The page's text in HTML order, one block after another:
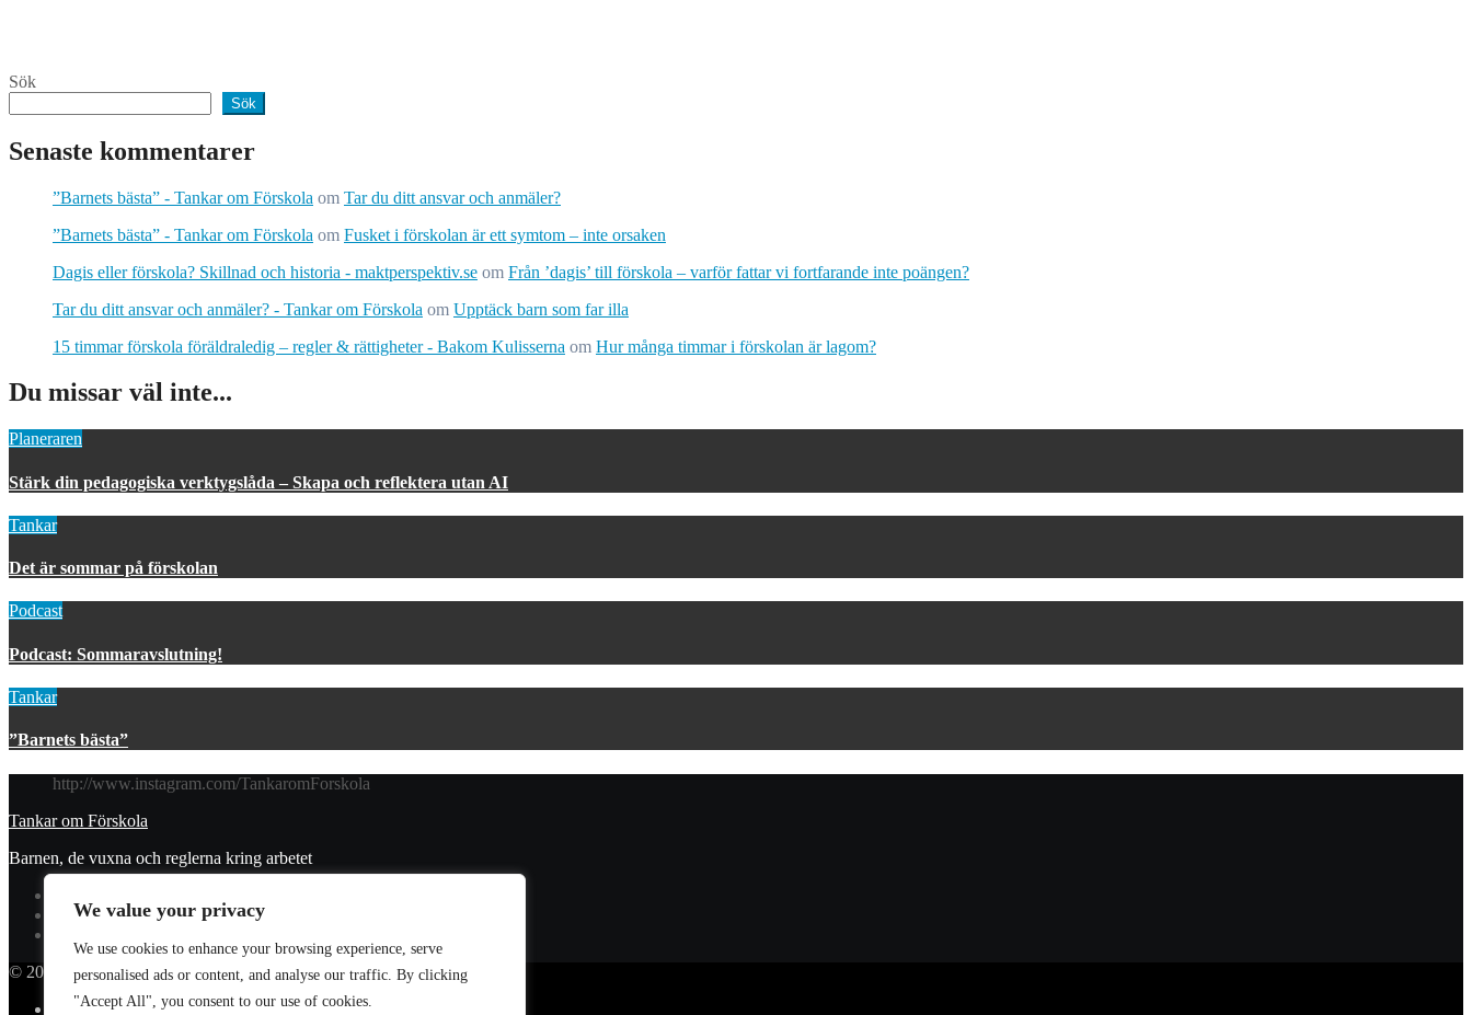
We value your privacy
We use cookies to enhance your browsing experience, serve
personalised ads or content, and analyse our traffic. By clicking
"Accept All", you consent to our use of cookies.
Sök
Sök
Senaste kommentarer
”Barnets bästa” - Tankar om Förskola om Tar du ditt ansvar och anmäler?
”Barnets bästa” - Tankar om Förskola om Fusket i förskolan är ett symtom – inte orsaken
Dagis eller förskola? Skillnad och historia - maktperspektiv.se om Från ’dagis’ till förskola – varför fattar vi fortfarande inte poängen?
Tar du ditt ansvar och anmäler? - Tankar om Förskola om Upptäck barn som far illa
15 timmar förskola föräldraledig – regler & rättigheter - Bakom Kulisserna om Hur många timmar i förskolan är lagom?
Du missar väl inte...
Planeraren
Stärk din pedagogiska verktygslåda – Skapa och reflektera utan AI
Tankar
Det är sommar på förskolan
Podcast
Podcast: Sommaravslutning!
Tankar
”Barnets bästa”
http://www.instagram.com/TankaromForskola
Tankar om Förskola
Barnen, de vuxna och reglerna kring arbetet
© 2023 Tankar om förskola. All Rights Reserved.
Donera